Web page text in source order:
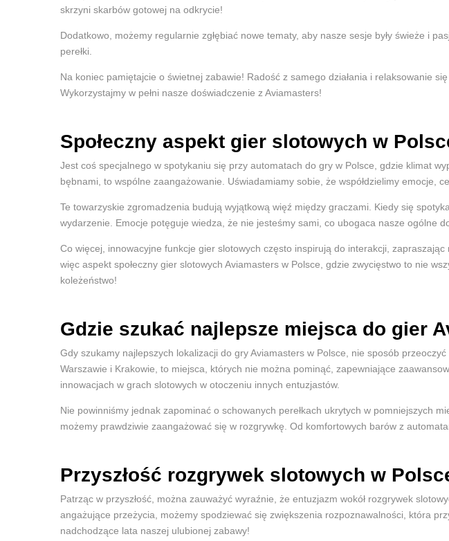
skrzyni skarbów gotowej na odkrycie!
Dodatkowo, możemy regularnie zgłębiać nowe tematy, aby nasze sesje były świeże i
perełki.
Na koniec pamiętajcie o świetnej zabawie! Radość z samego działania i relaksowanie
Wykorzystajmy w pełni nasze doświadczenie z Aviamasters!
Społeczny aspekt gier slotowych w
Jest coś specjalnego w spotykaniu się przy automatach do gry w Polsce, gdzie klimat
bębnami, to wspólne zaangażowanie. Uświadamiamy sobie, że współdzielimy emocje,
Te towarzyskie zgromadzenia budują wyjątkową więź między graczami. Kiedy się
wydarzenie. Emocje potęguje wiedza, że nie jesteśmy sami, co ubogaca nasze ogólne
Co więcej, innowacyjne funkcje gier slotowych często inspirują do interakcji,
więc aspekt społeczny gier slotowych Aviamasters w Polsce, gdzie zwycięstwo to nie
koleżeństwo!
Gdzie szukać najlepsze miejsca do gier
Gdy szukamy najlepszych lokalizacji do gry Aviamasters w Polsce, nie sposób
Warszawie i Krakowie, to miejsca, których nie można pominąć, zapewniające
innowacjach w grach slotowych w otoczeniu innych entuzjastów.
Nie powinniśmy jednak zapominać o schowanych perełkach ukrytych w pomniejszych
możemy prawdziwie zaangażować się w rozgrywkę. Od komfortowych barów z
Przyszłość rozgrywek slotowych w
Patrząc w przyszłość, można zauważyć wyraźnie, że entuzjazm wokół rozgrywek
angażujące przeżycia, możemy spodziewać się zwiększenia rozpoznawalności, która
nadchodzące lata naszej ulubionej zabawy!